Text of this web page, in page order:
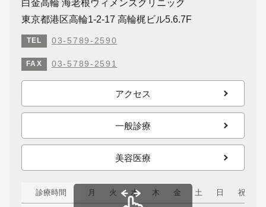
白金高輪 海老根ウィメンズクリニック
東京都港区高輪1-2-17 高輪梶ビル5.6.7F
TEL 03-5789-2590
FAX 03-5789-2591
アクセス
一般診療
美容医療
診療時間 月 火 水 木 金 土 日 祝